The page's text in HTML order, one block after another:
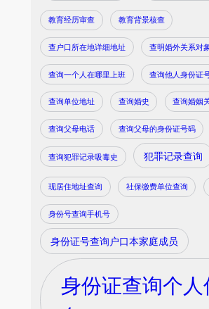
教育经历审查 教育背景核查
查户口所在地详细地址 查明婚外关系对
查询一个人在哪里上班 查询他人身份证
查询单位地址 查询婚史 查询婚姻
查询父母电话 查询父母的身份证号码
查询犯罪记录吸毒史 犯罪记录查询
现居住地址查询 社保缴费单位查询
身份号查询手机号
身份证号查询户口本家庭成员
身份证查询个人